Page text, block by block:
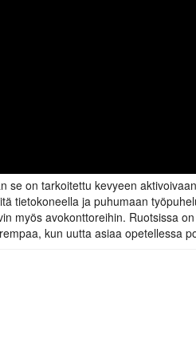
on tarkoitettu kevyeen
tietokoneella ja puhumaan
myös avokonttoreihin. Ruotsissa
kun uutta asiaa opetellessa